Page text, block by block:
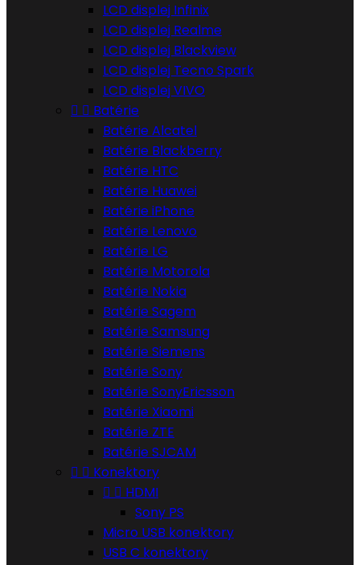
LCD displej Infinix
LCD displej Realme
LCD displej Blackview
LCD displej Tecno Spark
LCD displej VIVO
  Batérie
Batérie Alcatel
Batérie Blackberry
Batérie HTC
Batérie Huawei
Batérie iPhone
Batérie Lenovo
Batérie LG
Batérie Motorola
Batérie Nokia
Batérie Sagem
Batérie Samsung
Batérie Siemens
Batérie Sony
Batérie SonyEricsson
Batérie Xiaomi
Batérie ZTE
Batérie SJCAM
  Konektory
  HDMI
Sony PS
Micro USB konektory
USB C konektory